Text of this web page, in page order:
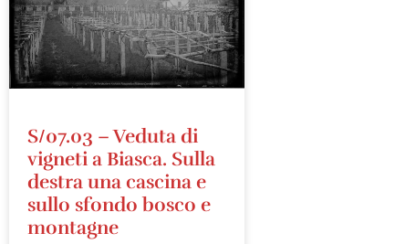
S/07.03 – Veduta di
vigneti a Biasca. Sulla
destra una cascina e
sullo sfondo bosco e
montagne